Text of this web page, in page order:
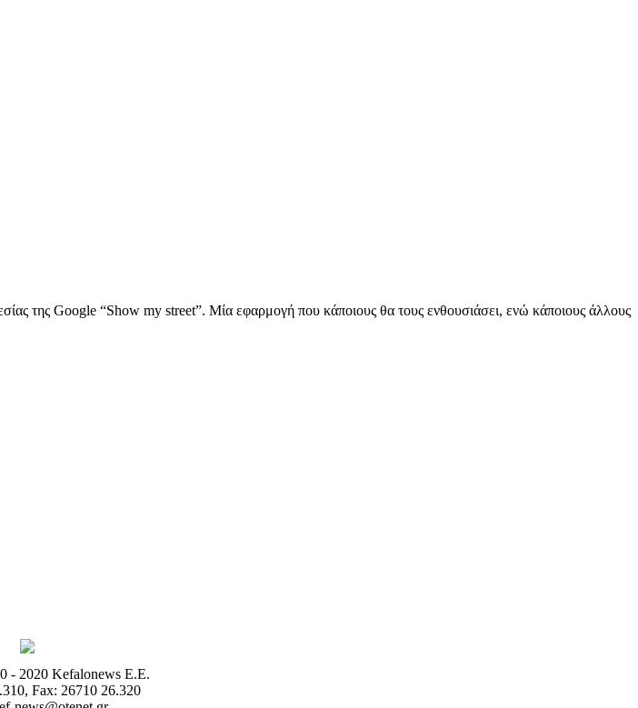
της Google “Show my street”. Μία εφαρμογή που κάποιους θα τους ενθουσιάσει, ενώ κάποιους άλλους
- 2020 Kefalonews Ε.E.
Fax: 26710 26.320